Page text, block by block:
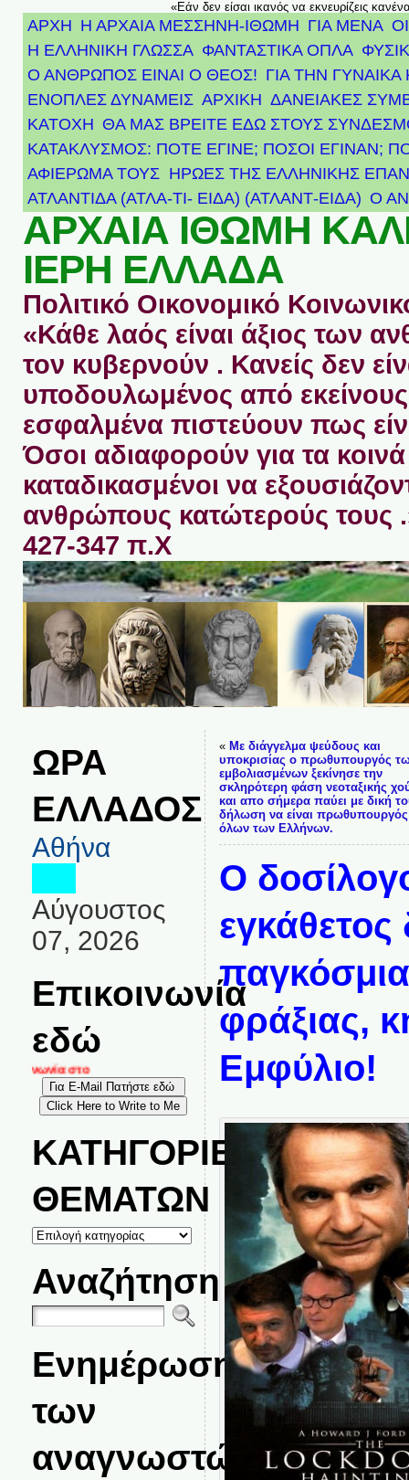
«Εάν δεν είσαι ικανός να εκνευρίζεις
ΑΡΧΗ Η ΑΡΧΑΙΑ ΜΕΣΣΗΝΗ-ΙΘΩΜΗ ΓΙΑ ΜΕΝΑ
Η ΕΛΛΗΝΙΚΗ ΓΛΩΣΣΑ ΦΑΝΤΑΣΤΙΚΑ ΟΠΛΑ
Ο ΑΝΘΡΩΠΟΣ ΕΙΝΑΙ Ο ΘΕΟΣ! ΓΙΑ ΤΗΝ ΓΥΝΑΙΚΑ
ΕΝΟΠΛΕΣ ΔΥΝΑΜΕΙΣ ΑΡΧΙΚΉ ΔΑΝΕΙΑΚΕΣ
ΚΑΤΟΧΗ ΘΑ ΜΑΣ ΒΡΕΙΤΕ ΕΔΩ ΣΤΟΥΣ
ΚΑΤΑΚΛΥΣΜΟΣ: ΠΟΤΕ ΕΓΙΝΕ; ΠΟΣΟΙ ΕΓΙΝΑΝ;
ΑΦΙΈΡΩΜΑ ΤΟΥΣ ΉΡΩΕΣ ΤΗΣ ΕΛΛΗΝΙΚΉΣ
ΑΤΛΑΝΤΊΔΑ (ΑΤΛΑ-ΤΙ- ΕΙΔΑ) (ΑΤΛΑΝΤ-ΕΙΔΑ) Ο
ΑΡΧΑΙΑ ΙΘΩΜΗ
ΙΕΡΗ ΕΛΛΑΔΑ
Πολιτικό Οικονομικό
«Κάθε λαός είναι άξιος των
τον κυβερνούν . Κανείς δεν
υποδουλωμένος από
εσφαλμένα πιστεύουν πως
Όσοι αδιαφορούν για τα κοινά
καταδικασμένοι να
ανθρώπους κατώτερούς τους
427-347 π.Χ
ΩΡΑ
ΕΛΛΑΔΟΣ
Αθήνα
Αύγουστος
07, 2026
Επικοινωνία
εδώ
στο
ΚΑΤΗΓΟΡΙΕΣ
ΘΕΜΑΤΩΝ
ΚΑΤΗΓΟΡΙΕΣ
ΘΕΜΑΤΩΝ
Αναζήτηση
Ενημέρωση
των
αναγνωστών.
« Με διάγγελμα ψεύδους και
υποκρισίας ο πρωθυπουργός
εμβολιασμένων ξεκίνησε την
σκληρότερη φάση νεοταξικής
και απο σήμερα παύει με δική
δήλωση να είναι πρωθυπουργός
όλων των Ελλήνων.
Ο
εγκάθετος
φράξιας,
Εμφύλιο!